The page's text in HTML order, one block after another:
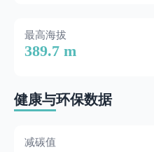
最高海拔
389.7 m
健康与环保数据
减碳值